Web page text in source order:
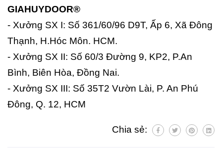
GIAHUYDOOR®
- Xưởng SX I: Số 361/60/96 D9T, Ấp 6, Xã Đông
Thạnh, H.Hóc Môn. HCM.
- Xưởng SX II: Số 60/3 Đường 9, KP2, P.An
Bình, Biên Hòa, Đồng Nai.
- Xưởng SX III: Số 35T2 Vườn Lài, P. An Phú
Đông, Q. 12, HCM
Chia sẻ: